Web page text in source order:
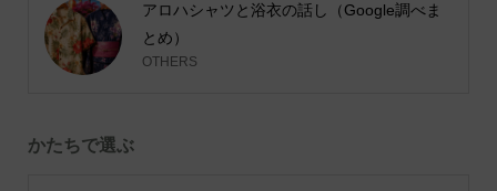
アロハシャツと浴衣の話し（Google調べま
とめ）
OTHERS
かたちで選ぶ